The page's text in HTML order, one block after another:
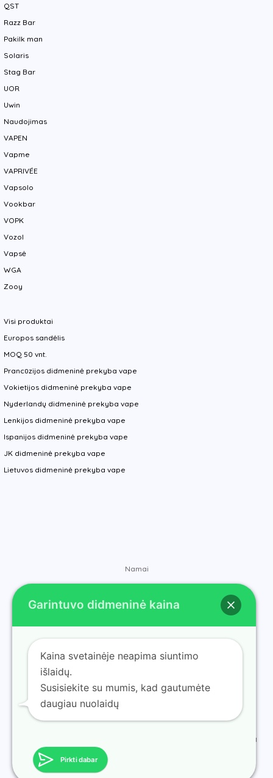
QST
Razz Bar
Pakilk man
Solaris
Stag Bar
UOR
Uwin
Naudojimas
VAPEN
Vapme
VAPRIVÉE
Vapsolo
Vookbar
VOPK
Vozol
Vapsė
WGA
Zooy
Visi produktai
Europos sandėlis
MOQ 50 vnt.
Prancūzijos didmeninė prekyba vape
Vokietijos didmeninė prekyba vape
Nyderlandų didmeninė prekyba vape
Lenkijos didmeninė prekyba vape
Ispanijos didmeninė prekyba vape
JK didmeninė prekyba vape
Lietuvos didmeninė prekyba vape
Namai
Prekių ženklai
Susisiekite
© 2025 ramvape gauk garintuvą didmenine nuolaida. Valdoma
ramvape gauk garintuvą didmenine nuolaida.
Pirkti dabar
Garintuvo didmeninė kaina
Kaina svetainėje neapima siuntimo
išlaidų.
Susisiekite su mumis, kad gautumėte
daugiau nuolaidų